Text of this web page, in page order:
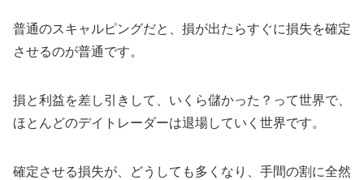
普通のスキャルピングだと、損が出たらすぐに損失を確定
させるのが普通です。
損と利益を差し引きして、いくら儲かった？って世界で、
ほとんどのデイトレーダーは退場していく世界です。
確定させる損失が、どうしても多くなり、手間の割に全然